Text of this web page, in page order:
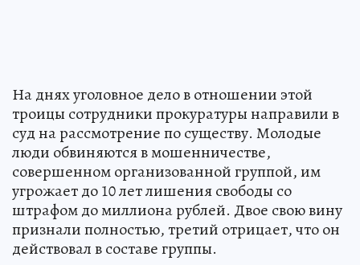
На днях уголовное дело в отношении этой
троицы сотрудники прокуратуры направили в
суд на рассмотрение по существу. Молодые
люди обвиняются в мошенничестве,
совершенном организованной группой, им
угрожает до 10 лет лишения свободы со
штрафом до миллиона рублей. Двое свою вину
признали полностью, третий отрицает, что он
действовал в составе группы.